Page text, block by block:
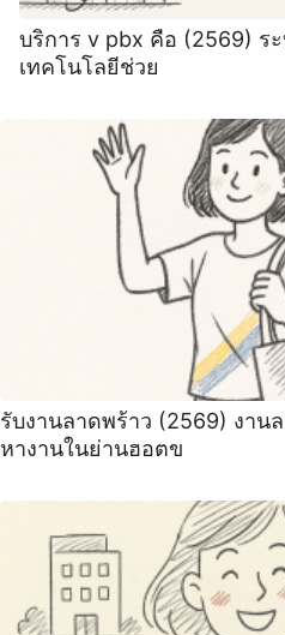
บริการ v pbx คือ (2569) ร
เทคโนโลยีช่วย
รับงานลาดพร้าว (2569) งาน
หางานในย่านฮอตข